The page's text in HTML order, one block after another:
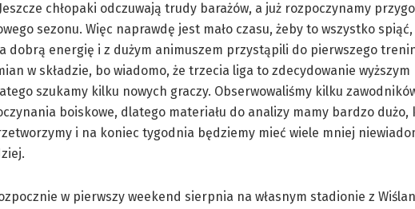
chłopaki odczuwają trudy barażów, a już rozpoczynamy
sezonu. Więc naprawdę jest mało czasu, żeby to wszystko spiąć,
dobrą energię i z dużym animuszem przystąpili do pierwszego
w składzie, bo wiadomo, że trzecia liga to zdecydowanie wyższym
szukamy kilku nowych graczy. Obserwowaliśmy kilku
boiskowe, dlatego materiału do analizy mamy bardzo
i na koniec tygodnia będziemy mieć wiele mniej
w pierwszy weekend sierpnia na własnym stadionie z